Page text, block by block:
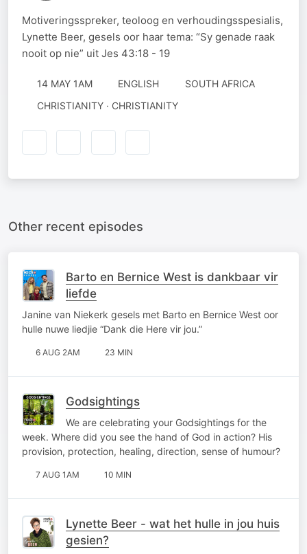
Motiveringsspreker, teoloog en verhoudingsspesialis,
Lynette Beer, gesels oor haar tema: “Sy genade raak
nooit op nie” uit Jes 43:18 - 19
14 MAY 1AM ENGLISH
SOUTH AFRICA
CHRISTIANITY · CHRISTIANITY
Other recent episodes
Barto en Bernice West is dankbaar vir
liefde
Janine van Niekerk gesels met Barto en Bernice West oor
hulle nuwe liedjie “Dank die Here vir jou.”
6 AUG 2AM 23 MIN
Godsightings
We are celebrating your Godsightings for the
week. Where did you see the hand of God in action? His
provision, protection, healing, direction, sense of humour?
7 AUG 1AM 10 MIN
Lynette Beer - wat het hulle in jou huis
gesien?